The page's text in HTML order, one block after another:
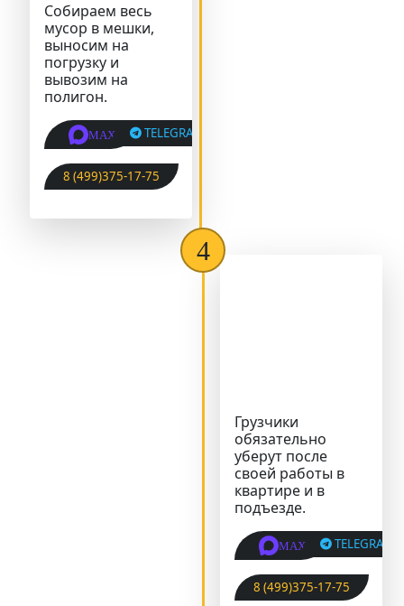
Собираем весь
мусор в мешки,
выносим на
погрузку и
вывозим на
полигон.
MAX TELEGRAM
8 (499)375-17-75
Грузчики
обязательно
уберут после
своей работы в
квартире и в
подъезде.
MAX TELEGRAM
8 (499)375-17-75